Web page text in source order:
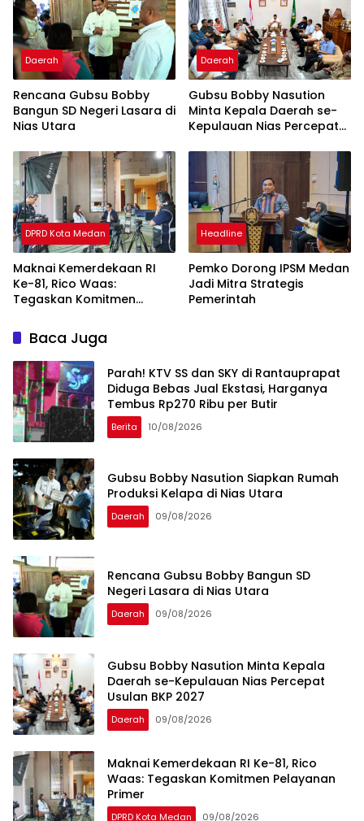
Daerah
Rencana Gubsu Bobby
Bangun SD Negeri Lasara di
Nias Utara
Daerah
Gubsu Bobby Nasution
Minta Kepala Daerah se-
Kepulauan Nias Percepat
DPRD Kota Medan
Maknai Kemerdekaan RI
Ke-81, Rico Waas:
Tegaskan Komitmen
Headline
Pemko Dorong IPSM Medan
Jadi Mitra Strategis
Pemerintah
Baca Juga
Parah! KTV SS dan SKY di Rantauprapat
Diduga Bebas Jual Ekstasi, Harganya
Tembus Rp270 Ribu per Butir
Berita 10/08/2026
Gubsu Bobby Nasution Siapkan Rumah
Produksi Kelapa di Nias Utara
Daerah 09/08/2026
Rencana Gubsu Bobby Bangun SD
Negeri Lasara di Nias Utara
Daerah 09/08/2026
Gubsu Bobby Nasution Minta Kepala
Daerah se-Kepulauan Nias Percepat
Usulan BKP 2027
Daerah 09/08/2026
Maknai Kemerdekaan RI Ke-81, Rico
Waas: Tegaskan Komitmen Pelayanan
Primer
DPRD Kota Medan 09/08/2026